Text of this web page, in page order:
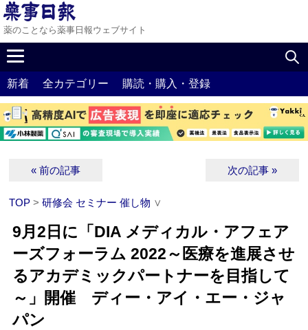
薬のことなら薬事日報ウェブサイト
新着 全カテゴリー 購読・購入・登録
« 前の記事 次の記事 »
TOP >研修会 セミナー 催し物 ∨
9月2日に「DIA メディカル・アフェア
ーズフォーラム 2022～医療を進展させ
るアカデミックパートナーを目指して
～」開催 ディー・アイ・エー・ジャ
パン